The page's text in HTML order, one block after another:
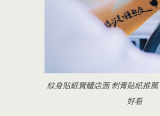
紋身貼紙實體店面 刺青貼紙推
好看